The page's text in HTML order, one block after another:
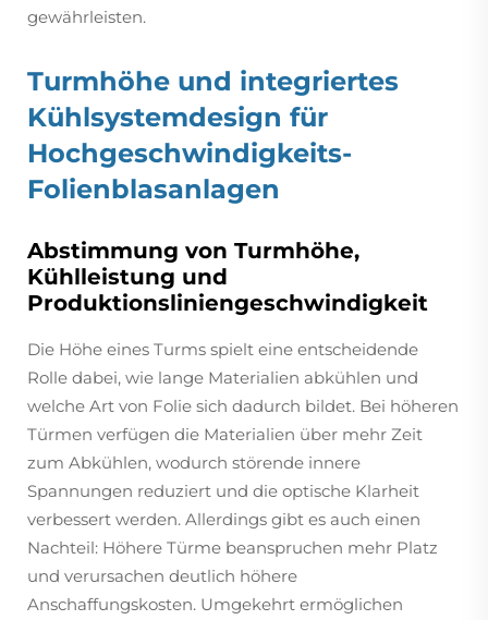
gewährleisten.
Turmhöhe und integriertes
Kühlsystemdesign für
Hochgeschwindigkeits-
Folienblasanlagen
Abstimmung von Turmhöhe,
Kühlleistung und
Produktionsliniengeschwindigkeit
Die Höhe eines Turms spielt eine entscheidende
Rolle dabei, wie lange Materialien abkühlen und
welche Art von Folie sich dadurch bildet. Bei höheren
Türmen verfügen die Materialien über mehr Zeit
zum Abkühlen, wodurch störende innere
Spannungen reduziert und die optische Klarheit
verbessert werden. Allerdings gibt es auch einen
Nachteil: Höhere Türme beanspruchen mehr Platz
und verursachen deutlich höhere
Anschaffungskosten. Umgekehrt ermöglichen